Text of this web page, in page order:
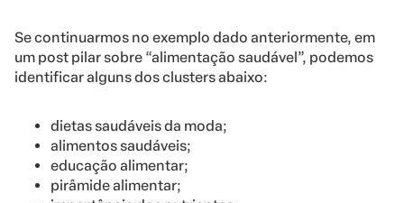
Se continuarmos no exemplo dado anteriormente, em
um post pilar sobre “alimentação saudável”, podemos
identificar alguns dos clusters abaixo:
dietas saudáveis da moda;
alimentos saudáveis;
educação alimentar;
pirâmide alimentar;